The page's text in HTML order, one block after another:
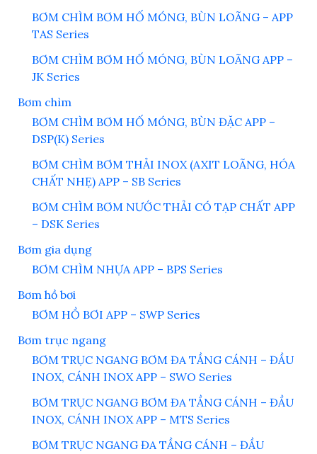
BƠM CHÌM BƠM HỐ MÓNG, BÙN LOÃNG – APP
TAS Series
BƠM CHÌM BƠM HỐ MÓNG, BÙN LOÃNG APP –
JK Series
Bơm chìm
BƠM CHÌM BƠM HỐ MÓNG, BÙN ĐẶC APP –
DSP(K) Series
BƠM CHÌM BƠM THẢI INOX (AXIT LOÃNG, HÓA
CHẤT NHẸ) APP – SB Series
BƠM CHÌM BƠM NƯỚC THẢI CÓ TẠP CHẤT APP
– DSK Series
Bơm gia dụng
BƠM CHÌM NHỰA APP – BPS Series
Bơm hồ bơi
BƠM HỒ BƠI APP – SWP Series
Bơm trục ngang
BƠM TRỤC NGANG BƠM ĐA TẦNG CÁNH – ĐẦU
INOX, CÁNH INOX APP – SWO Series
BƠM TRỤC NGANG BƠM ĐA TẦNG CÁNH – ĐẦU
INOX, CÁNH INOX APP – MTS Series
BƠM TRỤC NGANG ĐA TẦNG CÁNH – ĐẦU